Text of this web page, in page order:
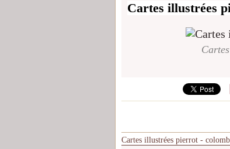
Cartes illustrées
Cartes illustrées pierrot -